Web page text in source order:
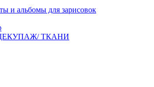
и альбомы для зарисовок
ТКАНИ